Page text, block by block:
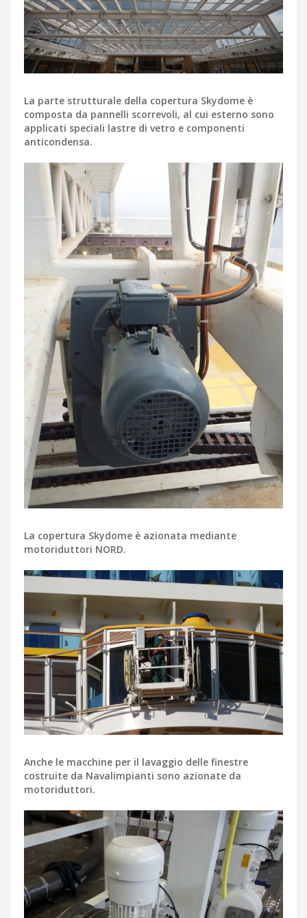
La parte strutturale della copertura Skydome è
composta da pannelli scorrevoli, al cui esterno sono
applicati speciali lastre di vetro e componenti
anticondensa.
La copertura Skydome è azionata mediante
motoriduttori NORD.
Anche le macchine per il lavaggio delle finestre
costruite da Navalimpianti sono azionate da
motoriduttori.